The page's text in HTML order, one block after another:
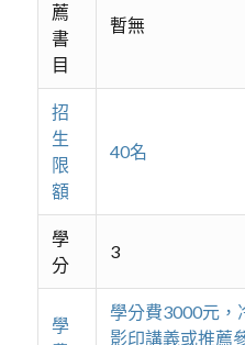
薦
書
目
暫無
招
生
限
額
40名
學
分
3
學
學分費3000元，
影印講義或推薦